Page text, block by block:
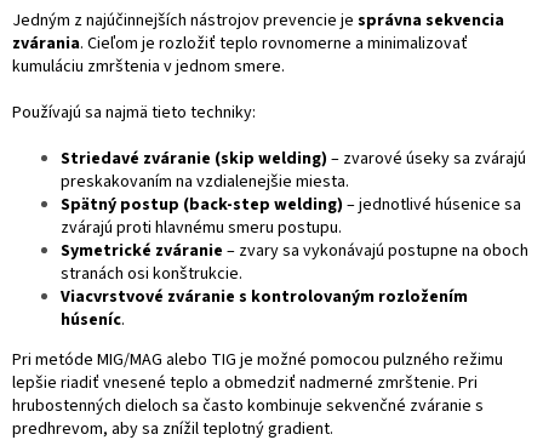
Jedným z najúčinnejších nástrojov prevencie je správna sekvencia
zvárania. Cieľom je rozložiť teplo rovnomerne a minimalizovať
kumuláciu zmrštenia v jednom smere.
Používajú sa najmä tieto techniky:
Striedavé zváranie (skip welding) – zvarové úseky sa zvárajú
preskakovaním na vzdialenejšie miesta.
Spätný postup (back-step welding) – jednotlivé húsenice sa
zvárajú proti hlavnému smeru postupu.
Symetrické zváranie – zvary sa vykonávajú postupne na oboch
stranách osi konštrukcie.
Viacvrstvové zváranie s kontrolovaným rozložením
húseníc.
Pri metóde MIG/MAG alebo TIG je možné pomocou pulzného režimu
lepšie riadiť vnesené teplo a obmedziť nadmerné zmrštenie. Pri
hrubostenných dieloch sa často kombinuje sekvenčné zváranie s
predhrevom, aby sa znížil teplotný gradient.